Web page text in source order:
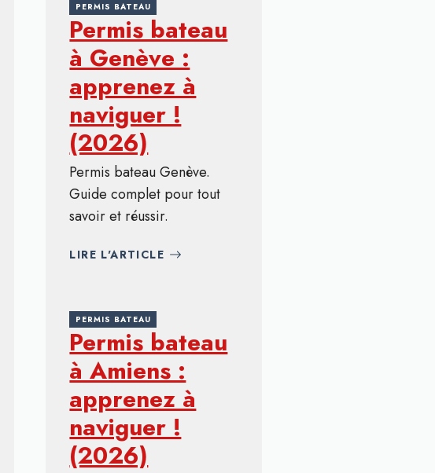
PERMIS BATEAU
Permis bateau
à Genève :
apprenez à
naviguer !
(2026)
Permis bateau Genève.
Guide complet pour tout
savoir et réussir.
LIRE L'ARTICLE
PERMIS BATEAU
Permis bateau
à Amiens :
apprenez à
naviguer !
(2026)